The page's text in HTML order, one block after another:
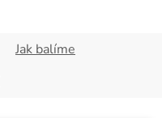
Jak balíme